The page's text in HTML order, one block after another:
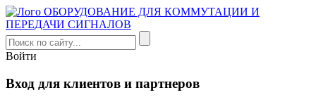
Войти
Вход для клиентов и партнеров